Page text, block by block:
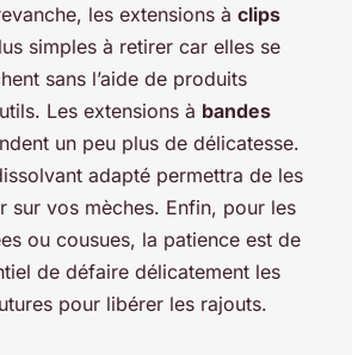
les extensions à clips
simples à retirer car elles se
sans l’aide de produits
Les extensions à bandes
un peu plus de délicatesse.
adapté permettra de les
sur vos mèches. Enfin, pour les
ou cousues, la patience est de
de défaire délicatement les
pour libérer les rajouts.